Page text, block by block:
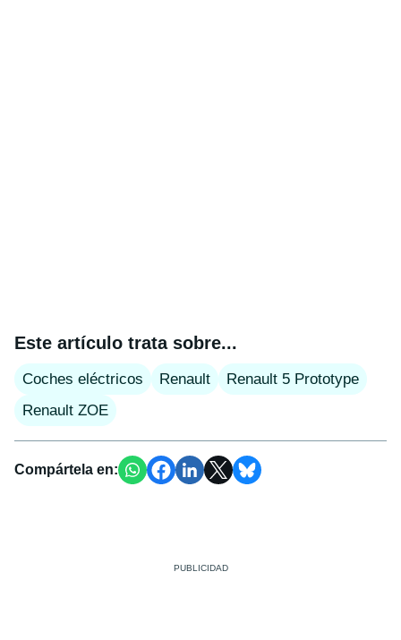
Este artículo trata sobre...
Coches eléctricos Renault
Renault 5 Prototype
Renault ZOE
Compártela en: